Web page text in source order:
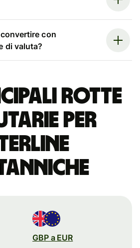
con
di valuta?
rotte
per
GBP a EUR